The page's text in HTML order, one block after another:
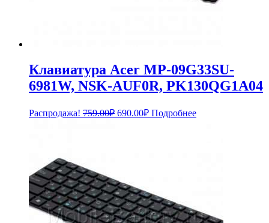
Клавиатура Acer MP-09G33SU-
6981W, NSK-AUF0R, PK130QG1A04
Распродажа! 759.00₽ Первоначальная
690.00₽Текущая
цена:
Подробнее